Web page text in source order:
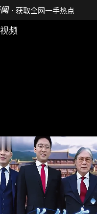
· 获取全网一手热点
视频